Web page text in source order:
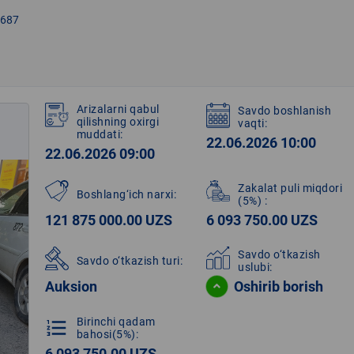
Arizalarni qabul
qilishning oxirgi
muddati:
22.06.2026 09:00
Savdo boshlanish
vaqti:
22.06.2026 10:00
Boshlang‘ich narxi:
121 875 000.00 UZS
Zakalat puli miqdori
(5%) :
6 093 750.00 UZS
Savdo o‘tkazish turi:
Auksion
Savdo o‘tkazish
uslubi:
Oshirib borish
format_list_numbered
Birinchi qadam
bahosi(5%):